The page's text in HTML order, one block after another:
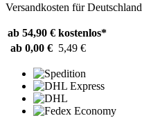
Versandkosten für Deutschland
ab 54,90 € kostenlos*
ab 0,00 € 5,49 €